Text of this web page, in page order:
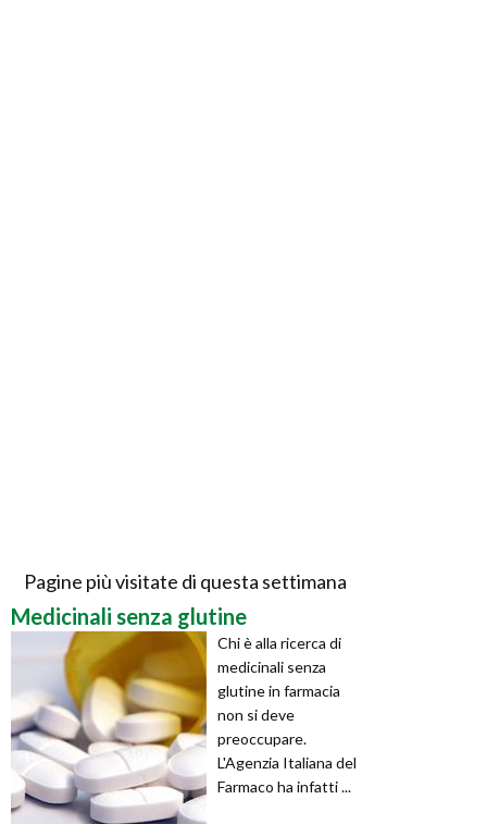
Pagine più visitate di questa settimana
Medicinali senza glutine
Chi è alla ricerca di
medicinali senza
glutine in farmacia
non si deve
preoccupare.
L'Agenzia Italiana del
Farmaco ha infatti ...